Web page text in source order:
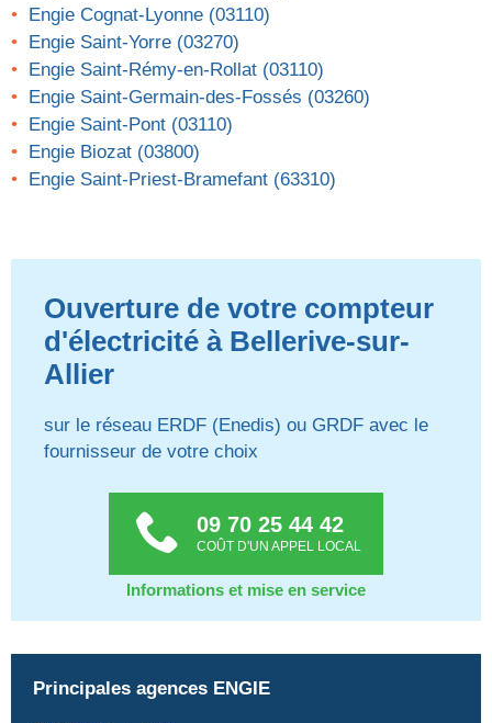
Engie Cognat-Lyonne (03110)
Engie Saint-Yorre (03270)
Engie Saint-Rémy-en-Rollat (03110)
Engie Saint-Germain-des-Fossés (03260)
Engie Saint-Pont (03110)
Engie Biozat (03800)
Engie Saint-Priest-Bramefant (63310)
Ouverture de votre compteur
d'électricité à Bellerive-sur-
Allier
sur le réseau ERDF (Enedis) ou GRDF avec le
fournisseur de votre choix
09 70 25 44 42
COÛT D'UN APPEL LOCAL
Informations et mise en service
Principales agences ENGIE